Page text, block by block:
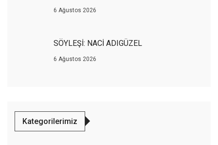
6 Ağustos 2026
SÖYLEŞİ: NACİ ADIGÜZEL
6 Ağustos 2026
Kategorilerimiz